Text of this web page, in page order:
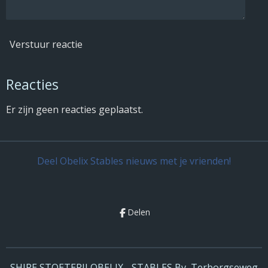
Verstuur reactie
Reacties
Er zijn geen reacties geplaatst.
Deel Obelix Stables nieuws met je vrienden!
Delen